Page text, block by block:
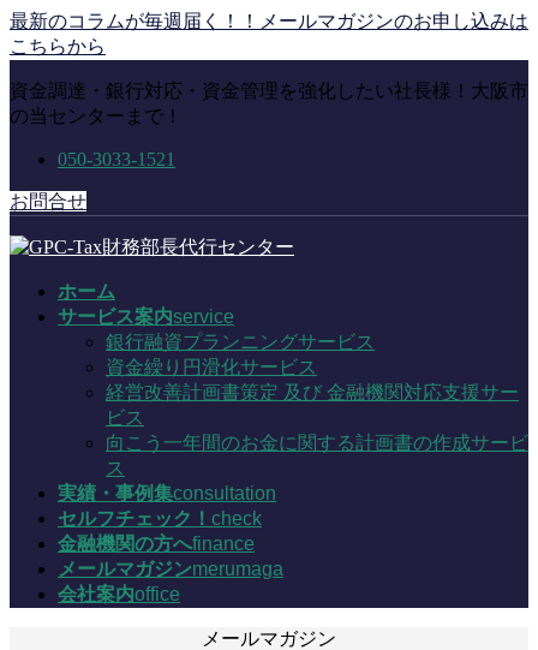
コ
ン
ン
ツ
動
ナ
ビ
ー
シ
に
移
動
最新のコラムが毎週届く！！メールマガジンのお申し込みは
こちらから
資金調達・銀行対応・資金管理を強化したい社長様！大阪市
の当センターまで！
050-3033-1521
お問合せ
ホーム
サービス案内service
銀行融資プランニングサービス
資金繰り円滑化サービス
経営改善計画書策定 及び 金融機関対応支援サー
ビス
向こう一年間のお金に関する計画書の作成サービ
ス
実績・事例集consultation
セルフチェック！ check
金融機関の方へfinance
メールマガジンmerumaga
会社案内office
メールマガジン